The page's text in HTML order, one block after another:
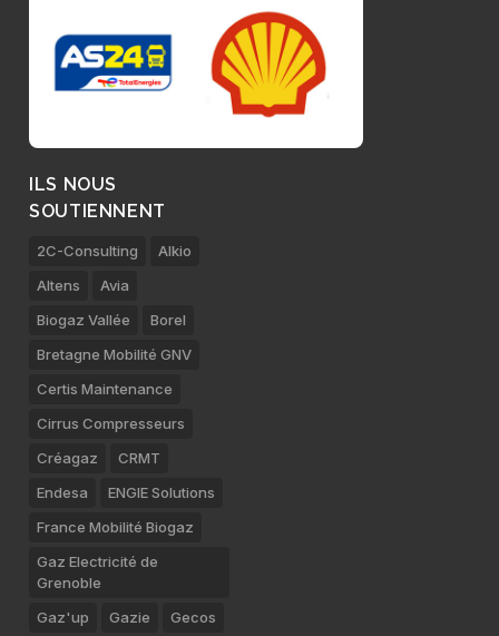
ILS NOUS
SOUTIENNENT
2C-Consulting
Alkio
Altens
Avia
Biogaz Vallée
Borel
Bretagne Mobilité GNV
Certis Maintenance
Cirrus Compresseurs
Créagaz
CRMT
Endesa
ENGIE Solutions
France Mobilité Biogaz
Gaz Electricité de
Grenoble
Gaz'up
Gazie
Gecos